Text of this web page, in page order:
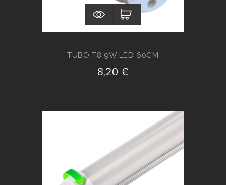
TUBO T8 9W LED 60CM
8,20 €